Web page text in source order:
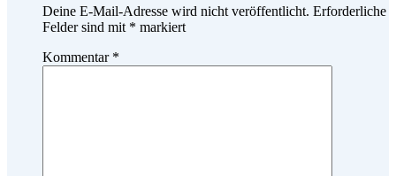
Deine E-Mail-Adresse wird nicht veröffentlicht. Erforderliche
Felder sind mit * markiert
Kommentar *